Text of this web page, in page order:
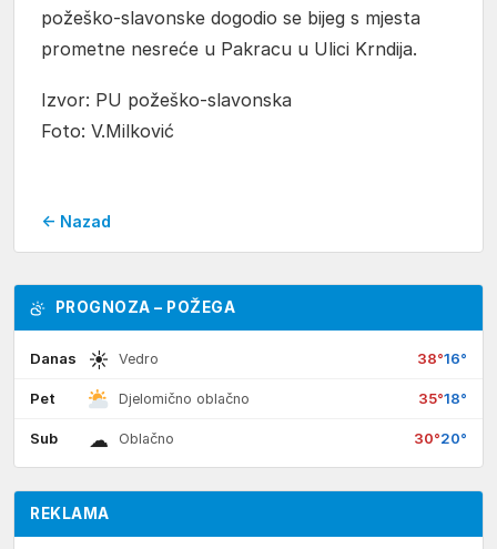
požeško-slavonske dogodio se bijeg s mjesta
prometne nesreće u Pakracu u Ulici Krndija.
Izvor: PU požeško-slavonska
Foto: V.Milković
← Nazad
PROGNOZA – POŽEGA
Danas ☀ Vedro 38°16°
Pet Djelomično oblačno 35°18°
Sub ☁ Oblačno 30°20°
REKLAMA